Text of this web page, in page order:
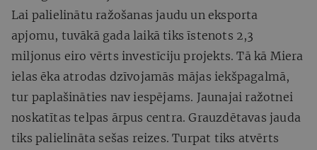
Lai palielinātu ražošanas jaudu un eksporta
apjomu, tuvākā gada laikā tiks īstenots 2,3
miljonus eiro vērts investīciju projekts. Tā kā Miera
ielas ēka atrodas dzīvojamās mājas iekšpagalmā,
tur paplašināties nav iespējams. Jaunajai ražotnei
noskatītas telpas ārpus centra. Grauzdētavas jauda
tiks palielināta sešas reizes. Turpat tiks atvērts